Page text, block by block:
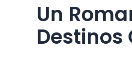
Un Romance Inesperado: Secretos y
Destinos